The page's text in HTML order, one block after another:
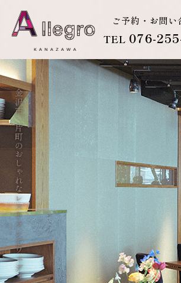
金沢市、片町のおしゃれなレストランでウェディングパーティー
ご予約・お問い
TEL 076-